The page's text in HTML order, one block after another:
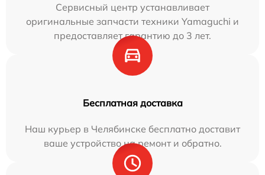
Сервисный центр устанавливает
оригинальные запчасти техники Yamaguchi и
предоставляет гарантию до 3 лет.
Бесплатная доставка
Наш курьер в Челябинске бесплатно доставит
ваше устройство на ремонт и обратно.